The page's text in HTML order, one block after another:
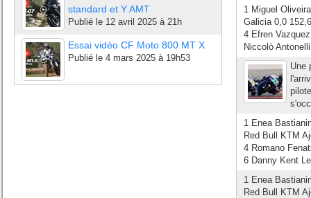
standard et Y AMT
Publié le 12 avril 2025 à 21h
Essai vidéo CF Moto 800 MT X
Publié le 4 mars 2025 à 19h53
1 Miguel
Galicia 0,0
4 Efren
Niccolò
Une
1 Enea
Red Bull KTM
4 Romano
6 Danny Kent
1 Enea
Red Bull KTM